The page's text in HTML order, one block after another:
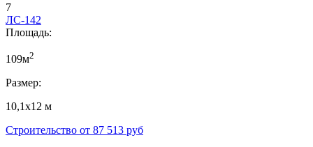
7
ЛС-142
Площадь:
109м2
Размер:
10,1х12 м
Строительство от 87 513 руб